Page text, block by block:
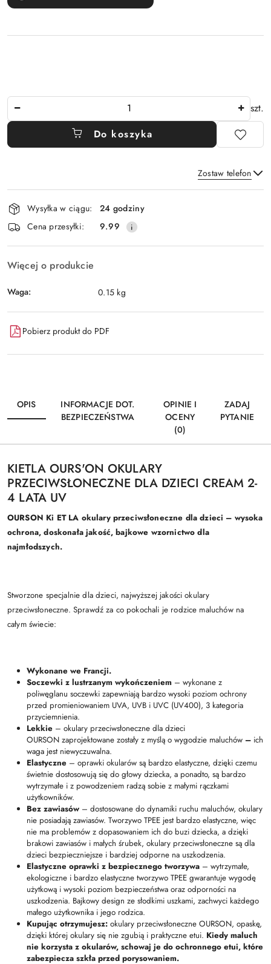
szt.
Do koszyka
Zostaw telefon
Wyślij
Dostępność
i
dostawa
Wysyłka w ciągu:
24 godziny
Cena przesyłki:
9.99
Więcej o produkcie
Waga: 0.15 kg
Pobierz produkt do PDF
OPIS
INFORMACJE DOT.
BEZPIECZEŃSTWA
OPINIE I
OCENY
(0)
ZADAJ
PYTANIE
KIETLA OURS'ON OKULARY
PRZECIWSŁONECZNE DLA DZIECI CREAM 2-
4 LATA UV
OURSON Ki ET LA okulary przeciwsłoneczne dla dzieci – wysoka
ochrona, doskonała jakość, bajkowe wzornictwo dla
najmłodszych.
Stworzone specjalnie dla dzieci, najwyższej jakości okulary
przeciwsłoneczne. Sprawdź za co pokochali je rodzice maluchów na
całym świecie:
Wykonane we Francji.
Soczewki z lustrzanym wykończeniem – wykonane z
poliwęglanu soczewki zapewniają bardzo wysoki poziom ochrony
przed promieniowaniem UVA, UVB i UVC (UV400), 3 kategoria
przyciemnienia.
Lekkie – okulary przeciwsłoneczne dla dzieci
OURSON zaprojektowane zostały z myślą o wygodzie maluchów – ich
waga jest niewyczuwalna.
Elastyczne – oprawki okularów są bardzo elastyczne, dzięki czemu
świetnie dostosowują się do głowy dziecka, a ponadto, są bardzo
wytrzymałe i z powodzeniem radzą sobie z małymi rączkami
użytkowników.
Bez zawiasów – dostosowane do dynamiki ruchu maluchów, okulary
nie posiadają zawiasów. Tworzywo TPEE jest bardzo elastyczne, więc
nie ma problemów z dopasowaniem ich do buzi dziecka, a dzięki
brakowi zawiasów i małych śrubek, okulary przeciwsłoneczne są dla
dzieci bezpieczniejsze i bardziej odporne na uszkodzenia.
Elastyczne oprawki z bezpiecznego tworzywa – wytrzymałe,
ekologiczne i bardzo elastyczne tworzywo TPEE gwarantuje wygodę
użytkową i wysoki poziom bezpieczeństwa oraz odporności na
uszkodzenia. Bajkowy design ze słodkimi uszkami, zachwyci każdego
małego użytkownika i jego rodzica.
Kupując otrzymujesz: okulary przeciwsłoneczne OURSON, opaskę,
dzięki której okulary się nie zgubią i praktyczne etui. Kiedy maluch
nie korzysta z okularów, schowaj je do ochronnego etui, które
zabezpiecza szkła przed porysowaniem.